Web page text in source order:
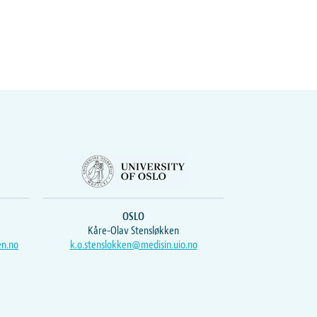
OSLO
Kåre-Olav Stensløkken
k.o.stenslokken@medisin.uio.no